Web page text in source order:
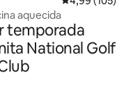
aquecida
temporada
National Golf